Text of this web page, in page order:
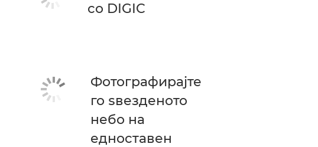
со DIGIC
Фотографирајте
го ѕвезденото
небо на
едноставен